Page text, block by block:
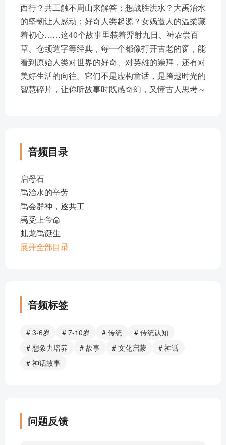
西行？共工触不周山来解答；想战胜洪水？大禹治水
的坚韧让人感动；好奇人类起源？女娲造人的温柔藏
着初心……这40个故事里装着羿射九日、神农尝百
草、仓颉造字等经典，每一个都像打开古老的窗，能
看到原始人类对世界的好奇、对英雄的崇拜，还有对
美好生活的向往。它们不是虚构童话，是跨越时光的
智慧碎片，让你听故事时既感奇幻，又懂古人思考～
音频目录
启母石
禹治水的辛劳
禹会群神，逐共工
禹受上帝命
虬龙禹诞生
鲧被杀于羽山
井底遁逃
恶徒们的阴谋
尧王嫁女
舜发明箫
瞽叟的怪梦
羿得长生不老药
羿射九日
展开全部目录
音频标签
# 3-6岁 # 7-10岁 # 传统
# 传统认知
# 想象力培养
# 故事 # 文化启蒙
# 神话
# 神话故事
问题反馈